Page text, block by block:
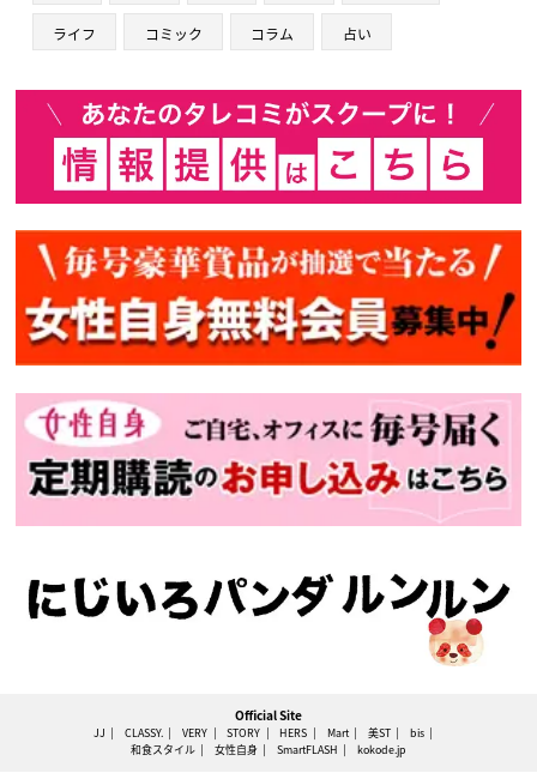
ライフ コミック コラム 占い
Official Site
JJ CLASSY. VERY STORY HERS Mart 美ST
bis
和食スタイル
女性自身 SmartFLASH kokode.jp